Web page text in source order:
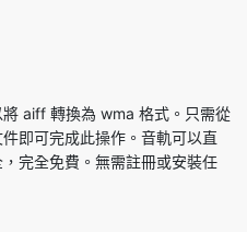
即可完成此操作。音軌可以直